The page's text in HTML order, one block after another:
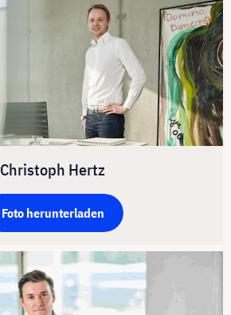
Christoph Hertz
Foto herunterladen